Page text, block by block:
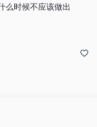
么时候不应该做出